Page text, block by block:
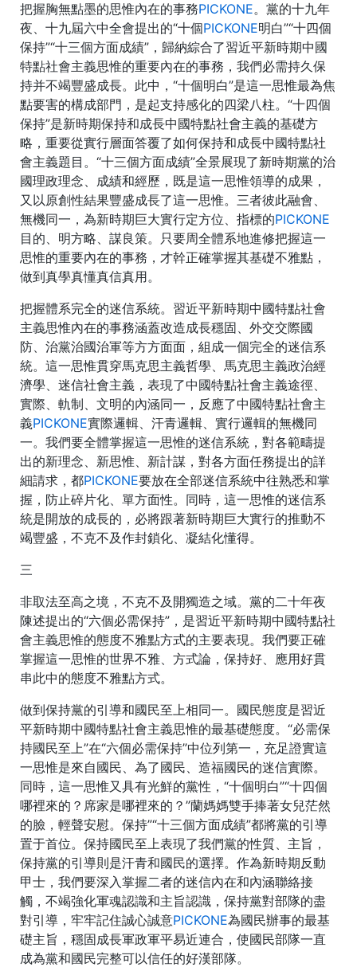
把握胸無點墨的思惟內在的事務PICKONE。黨的十九年
夜、十九屆六中全會提出的“十個PICKONE明白”“十四個
保持”“十三個方面成績”，歸納綜合了習近平新時期中國
特點社會主義思惟的重要內在的事務，我們必需持久保
持并不竭豐盛成長。此中，“十個明白”是這一思惟最為焦
點要害的構成部門，是起支持感化的四梁八柱。“十四個
保持”是新時期保持和成長中國特點社會主義的基礎方
略，重要從實行層面答覆了如何保持和成長中國特點社
會主義題目。“十三個方面成績”全景展現了新時期黨的治
國理政理念、成績和經歷，既是這一思惟領導的成果，
又以原創性結果豐盛成長了這一思惟。三者彼此融會、
無機同一，為新時期巨大實行定方位、指標的PICKONE
目的、明方略、謀良策。只要周全體系地進修把握這一
思惟的重要內在的事務，才幹正確掌握其基礎不雅點，
做到真學真懂真信真用。
把握體系完全的迷信系統。習近平新時期中國特點社會
主義思惟內在的事務涵蓋改造成長穩固、外交交際國
防、治黨治國治軍等方方面面，組成一個完全的迷信系
統。這一思惟貫穿馬克思主義哲學、馬克思主義政治經
濟學、迷信社會主義，表現了中國特點社會主義途徑、
實際、軌制、文明的內涵同一，反應了中國特點社會主
義PICKONE實際邏輯、汗青邏輯、實行邏輯的無機同
一。我們要全體掌握這一思惟的迷信系統，對各範疇提
出的新理念、新思惟、新計謀，對各方面任務提出的詳
細請求，都PICKONE要放在全部迷信系統中往熟悉和掌
握，防止碎片化、單方面性。同時，這一思惟的迷信系
統是開放的成長的，必將跟著新時期巨大實行的推動不
竭豐盛，不克不及作封鎖化、凝結化懂得。
三
非取法至高之境，不克不及開獨造之域。黨的二十年夜
陳述提出的“六個必需保持”，是習近平新時期中國特點社
會主義思惟的態度不雅點方式的主要表現。我們要正確
掌握這一思惟的世界不雅、方式論，保持好、應用好貫
串此中的態度不雅點方式。
做到保持黨的引導和國民至上相同一。國民態度是習近
平新時期中國特點社會主義思惟的最基礎態度。“必需保
持國民至上”在“六個必需保持”中位列第一，充足證實這
一思惟是來自國民、為了國民、造福國民的迷信實際。
同時，這一思惟又具有光鮮的黨性，“十個明白”“十四個
哪裡來的？席家是哪裡來的？”蘭媽媽雙手捧著女兒茫然
的臉，輕聲安慰。保持”“十三個方面成績”都將黨的引導
置于首位。保持國民至上表現了我們黨的性質、主旨，
保持黨的引導則是汗青和國民的選擇。作為新時期反動
甲士，我們要深入掌握二者的迷信內在和內涵聯絡接
觸，不竭強化軍魂認識和主旨認識，保持黨對部隊的盡
對引導，牢牢記住誠心誠意PICKONE為國民辦事的最基
礎主旨，穩固成長軍政軍平易近連合，使國民部隊一直
成為黨和國民完整可以信任的好漢部隊。